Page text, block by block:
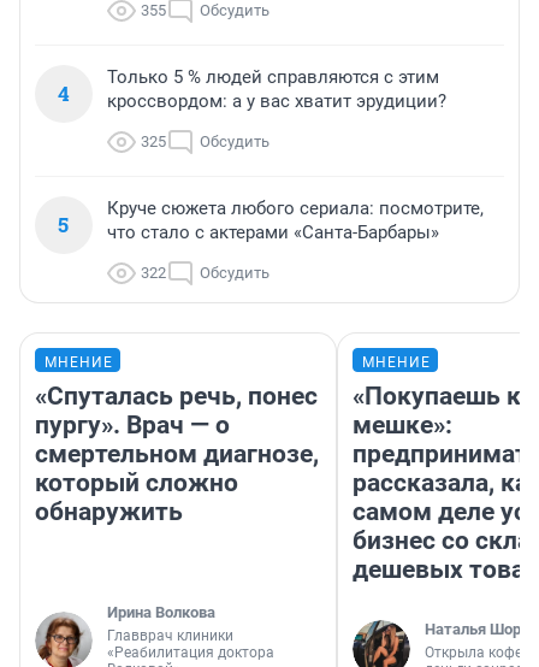
355 Обсудить
4
Только 5 % людей справляются с этим
кроссвордом: а у вас хватит эрудиции?
325 Обсудить
5
Круче сюжета любого сериала: посмотрите,
что стало с актерами «Санта-Барбары»
322 Обсудить
МНЕНИЕ
«Спуталась речь, понес
пургу». Врач — о
смертельном диагнозе,
который сложно
обнаружить
Ирина Волкова
Главврач клиники
«Реабилитация доктора
МНЕНИЕ
«Покупаешь
мешке»:
рассказала,
самом деле
бизнес со
дешевых
Наталья
Открыла